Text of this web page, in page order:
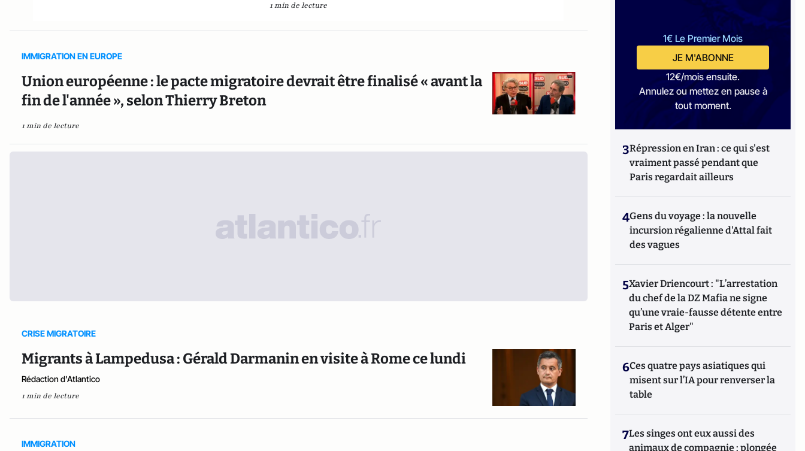
1 min de lecture
IMMIGRATION EN EUROPE
Union européenne : le pacte migratoire devrait être finalisé « avant la
fin de l'année », selon Thierry Breton
1 min de lecture
CRISE MIGRATOIRE
Migrants à Lampedusa : Gérald Darmanin en visite à Rome ce lundi
Rédaction d'Atlantico
1 min de lecture
IMMIGRATION
1€ Le Premier Mois
JE M'ABONNE
12€/mois ensuite.
Annulez ou mettez en pause à
tout moment.
3Répression en Iran : ce qui s'est
vraiment passé pendant que
Paris regardait ailleurs
4Gens du voyage : la nouvelle
incursion régalienne d'Attal fait
des vagues
5Xavier Driencourt : "L’arrestation
du chef de la DZ Mafia ne signe
qu’une vraie-fausse détente entre
Paris et Alger"
6Ces quatre pays asiatiques qui
misent sur l’IA pour renverser la
table
7Les singes ont eux aussi des
animaux de compagnie : plongée